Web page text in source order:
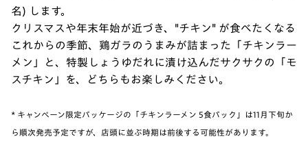
名) します。
クリスマスや年末年始が近づき、"チキン" が食べたくなる
これからの季節、鶏ガラのうまみが詰まった「チキンラー
メン」と、特製しょうゆだれに漬け込んだサクサクの「モ
スチキン」を、どちらもお楽しみください。
* キャンペーン限定パッケージの「チキンラーメン 5食パック」は11月下旬か
ら順次発売予定ですが、店頭に並ぶ時期は前後する可能性があります。